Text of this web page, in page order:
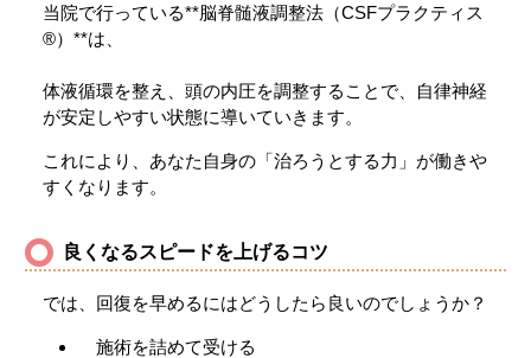
当院で行っている**脳脊髄液調整法（CSFプラクティス
®）**は、
体液循環を整え、頭の内圧を調整することで、自律神経
が安定しやすい状態に導いていきます。
これにより、あなた自身の「治ろうとする力」が働きや
すくなります。
良くなるスピードを上げるコツ
では、回復を早めるにはどうしたら良いのでしょうか？
施術を詰めて受ける